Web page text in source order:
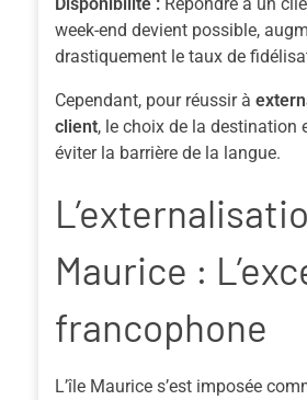
week-end devient possible,
drastiquement le taux de
Cependant, pour réussir à
client, le choix de la destination
éviter la barrière de la langue.
Maurice :
francophone
L’île Maurice s’est imposée